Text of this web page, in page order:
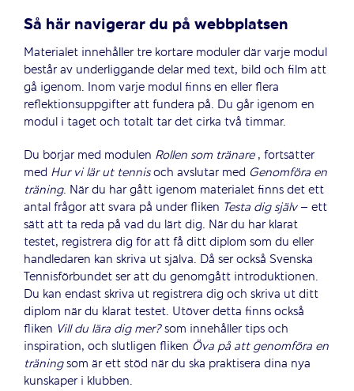
Så här navigerar du på webbplatsen
Materialet innehåller tre kortare moduler där varje modul
består av underliggande delar med text, bild och film att
gå igenom. Inom varje modul finns en eller flera
reflektionsuppgifter att fundera på. Du går igenom en
modul i taget och totalt tar det cirka två timmar.
Du börjar med modulen Rollen som tränare, fortsätter
med Hur vi lär ut tennisoch avslutar med Genomföra en
träning. När du har gått igenom materialet finns det ett
antal frågor att svara på under fliken Testa dig själv– ett
sätt att ta reda på vad du lärt dig. När du har klarat
testet, registrera dig för att få ditt diplom som du eller
handledaren kan skriva ut själva. Då ser också Svenska
Tennisförbundet ser att du genomgått introduktionen.
Du kan endast skriva ut registrera dig och skriva ut ditt
diplom när du klarat testet. Utöver detta finns också
fliken Vill du lära dig mer?som innehåller tips och
inspiration, och slutligen fliken Öva på att genomföra en
träningsom är ett stöd när du ska praktisera dina nya
kunskaper i klubben.